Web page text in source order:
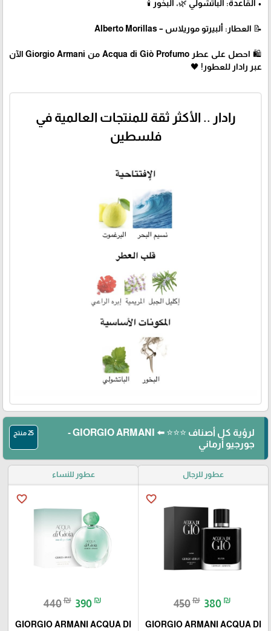
• القاعدة: الباتشولي 🌿، البخور 🕯️
📝 العطار: ألبيرتو موريلاس – Alberto Morillas
🛍 احصل على عطر Acqua di Giò Profumo من Giorgio Armani الآن
عبر رادار للعطور! 🖤
رادار .. الأكثر ثقة للمنتجات العالمية في
فلسطين
لرؤية كل أصناف ⭐⭐⭐ ⬅️ GIORGIO ARMANI -
جورجيو أرماني
25 منتج
عطور للرجال
favorite_border
450₪ 380 ₪
GIORGIO ARMANI ACQUA DI
عطور للنساء
favorite_border
440₪ 390 ₪
GIORGIO ARMANI ACQUA DI